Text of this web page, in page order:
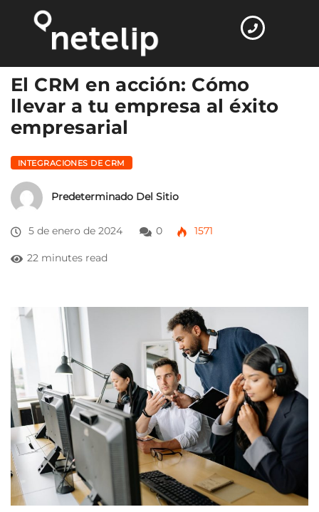
Home Integraciones de CRM El CRM en…
El CRM en acción: Cómo
llevar a tu empresa al éxito
empresarial
INTEGRACIONES DE CRM
Predeterminado Del Sitio
5 de enero de 2024 0 1571
22 minutes read